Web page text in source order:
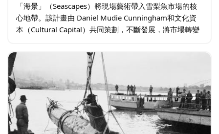
「海景」（Seascapes）將現場藝術帶入雪梨魚市場的核
心地帶。該計畫由 Daniel Mudie Cunningham和文化資
本（Cultural Capital）共同策劃，不斷發展，將市場轉變